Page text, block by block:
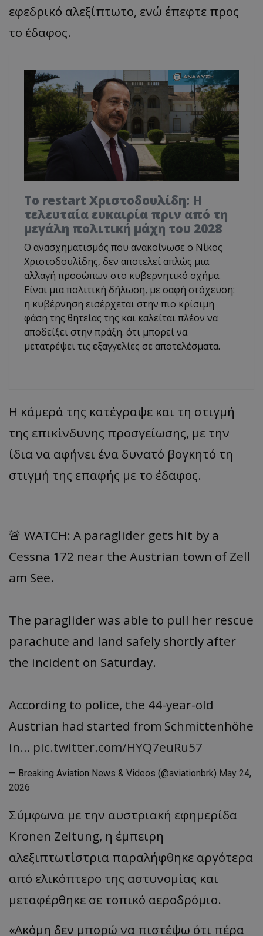
εφεδρικό αλεξίπτωτο, ενώ έπεφτε προς
το έδαφος.
Το restart Χριστοδουλίδη: Η
τελευταία ευκαιρία πριν από τη
μεγάλη πολιτική μάχη του 2028
Ο ανασχηματισμός που ανακοίνωσε ο Νίκος
Χριστοδουλίδης, δεν αποτελεί απλώς μια
αλλαγή προσώπων στο κυβερνητικό σχήμα.
Είναι μια πολιτική δήλωση, με σαφή στόχευση:
η κυβέρνηση εισέρχεται στην πιο κρίσιμη
φάση της θητείας της και καλείται πλέον να
αποδείξει στην πράξη. ότι μπορεί να
μετατρέψει τις εξαγγελίες σε αποτελέσματα.
Η κάμερά της κατέγραψε και τη στιγμή
της επικίνδυνης προσγείωσης, με την
ίδια να αφήνει ένα δυνατό βογκητό τη
στιγμή της επαφής με το έδαφος.
🚨 WATCH: A paraglider gets hit by a
Cessna 172 near the Austrian town of Zell
am See.
The paraglider was able to pull her rescue
parachute and land safely shortly after
the incident on Saturday.
According to police, the 44-year-old
Austrian had started from Schmittenhöhe
in… pic.twitter.com/HYQ7euRu57
— Breaking Aviation News & Videos (@aviationbrk) May 24,
2026
Σύμφωνα με την αυστριακή εφημερίδα
Kronen Zeitung, η έμπειρη
αλεξιπτωτίστρια παραλήφθηκε αργότερα
από ελικόπτερο της αστυνομίας και
μεταφέρθηκε σε τοπικό αεροδρόμιο.
«Ακόμη δεν μπορώ να πιστέψω ότι πέρα